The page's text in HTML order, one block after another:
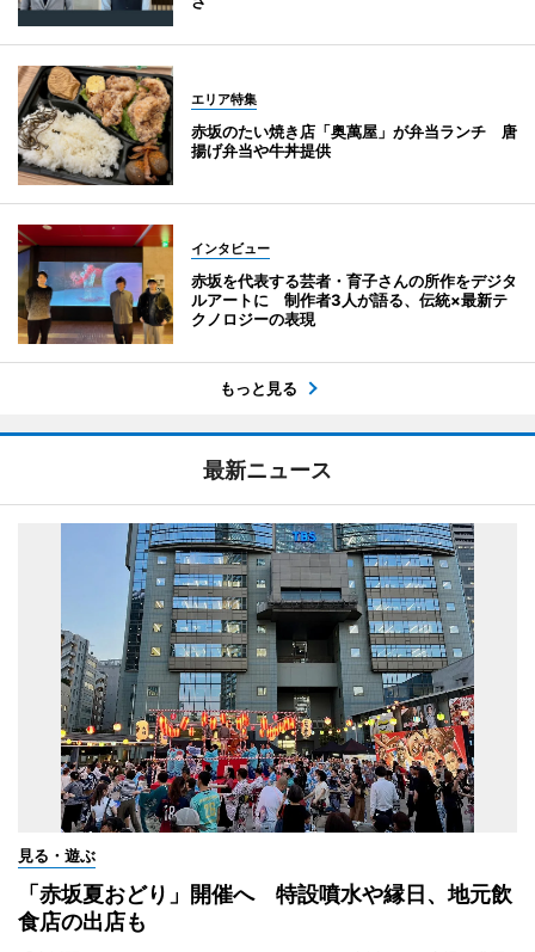
エリア特集
赤坂のたい焼き店「奥萬屋」が弁当ランチ 唐
揚げ弁当や牛丼提供
インタビュー
赤坂を代表する芸者・育子さんの所作をデジタ
ルアートに 制作者3人が語る、伝統×最新テ
クノロジーの表現
もっと見る
最新ニュース
見る・遊ぶ
「赤坂夏おどり」開催へ 特設噴水や縁日、地元飲
食店の出店も